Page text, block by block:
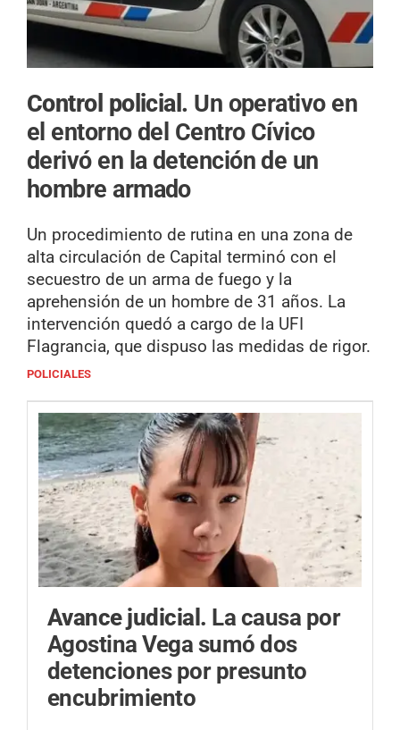
Control policial. Un operativo en
el entorno del Centro Cívico
derivó en la detención de un
hombre armado
Un procedimiento de rutina en una zona de
alta circulación de Capital terminó con el
secuestro de un arma de fuego y la
aprehensión de un hombre de 31 años. La
intervención quedó a cargo de la UFI
Flagrancia, que dispuso las medidas de rigor.
POLICIALES
Avance judicial. La causa por
Agostina Vega sumó dos
detenciones por presunto
encubrimiento